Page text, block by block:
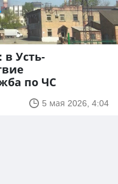
Усть-
по ЧС
5 мая 2026, 4:04